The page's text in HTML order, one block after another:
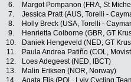
6.
Margot Pompanon (FRA, St
7.
Jessica Pratt (AUS, Torelli -
8.
Holly Breck (USA, Torelli -
9.
Henrietta Colborne (GBR, GT
10.
Daniek Hengeveld (NED, GT
11.
Paula Andrea Patiño (COL,
12.
Loes Adegeest (NED, IBCT)
13.
Malin Eriksen (NOR, Norway)
14.
Agata Flis (POL, Lviv Cycling
Facebook